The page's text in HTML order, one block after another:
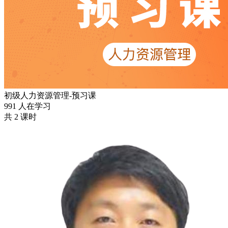
初级人力资源管理-预习课
991 人在学习
共 2 课时